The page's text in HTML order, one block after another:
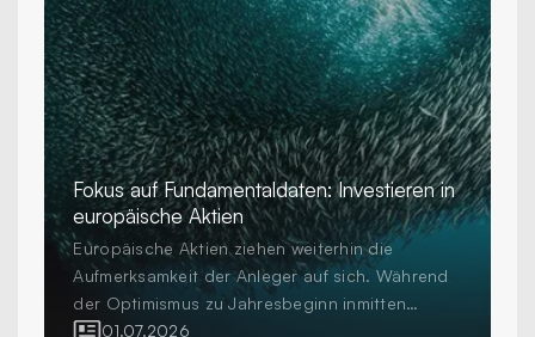
Fokus auf Fundamentaldaten: Investieren in
europäische Aktien
Europäische Aktien ziehen weiterhin die
Aufmerksamkeit der Anleger auf sich. Während
der Optimismus zu Jahresbeginn inmitten
erhöhter Volatilität und geopolitischer
01.07.2026